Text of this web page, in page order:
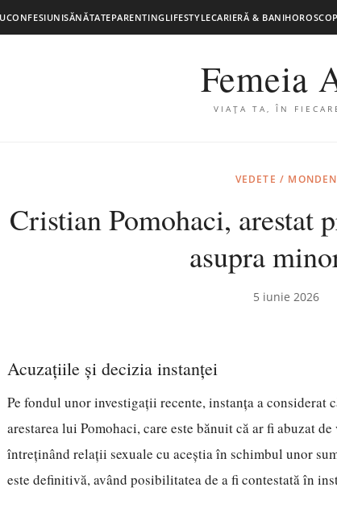
CONFESIUNISĂNĂTATEPARENTINGLIFESTYLECARIERĂ & BANIHOROSCOP
Femeia
VIAȚA TA, ÎN
VEDETE / MONDEN
Cristian Pomohaci, arestat
asupra
5 iunie 2026
Acuzațiile și decizia instanței
Pe fondul unor investigații recente, instanța a considerat
arestarea lui Pomohaci, care este bănuit că ar fi abuzat
întreținând relații sexuale cu aceștia în schimbul unor
este definitivă, având posibilitatea de a fi contestată în